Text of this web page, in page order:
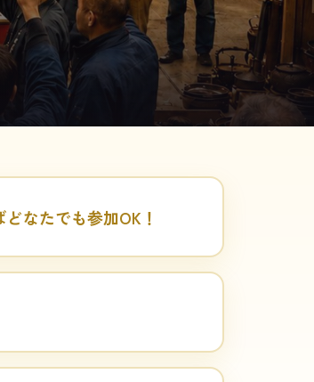
なたでも参加OK！